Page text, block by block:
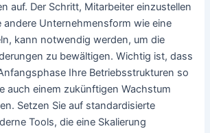
auf. Der Schritt, Mitarbeiter einzustellen
andere Unternehmensform wie eine
kann notwendig werden, um die
zu bewältigen. Wichtig ist, dass
Ihre Betriebsstrukturen so
auch einem zukünftigen Wachstum
Setzen Sie auf standardisierte
Tools, die eine Skalierung